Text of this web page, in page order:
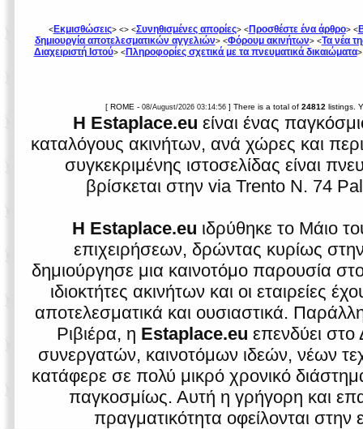
<Εκμισθώσεις> <> <Συνηθισμένες απορίες> <Προσθέστε ένα άρθρο> <
δημιουργία αποτελεσματικών αγγελιών> <Φόρουμ ακινήτων> <Τα νέα
Διαχειριστή Ιστού> <Πληροφορίες σχετικά με τα πνευματικά δικαιώματα
[ ROME -08/August/2026 03:14:56] There is a total of24812 listings.
Η Estaplace.eu είναι ένας
καταλόγους ακινήτων, ανά χώρες και
συγκεκριμένης ιστοσελίδας είναι
βρίσκεται στην via Trento N. 74
Η Estaplace.eu ιδρύθηκε το Μάιο
επιχειρήσεων, δρώντας κυρίως στην
δημιούργησε μια καινοτόμο παρουσία
ιδιοκτήτες ακινήτων και οι εταιρείες
αποτελεσματικά και ουσιαστικά.
Ριβιέρα, η Estaplace.eu επενδύει
συνεργατών, καινοτόμων ιδεών, νέων
κατάφερε σε πολύ μικρό χρονικό
παγκοσμίως. Αυτή η γρήγορη και
πραγματικότητα οφείλονται